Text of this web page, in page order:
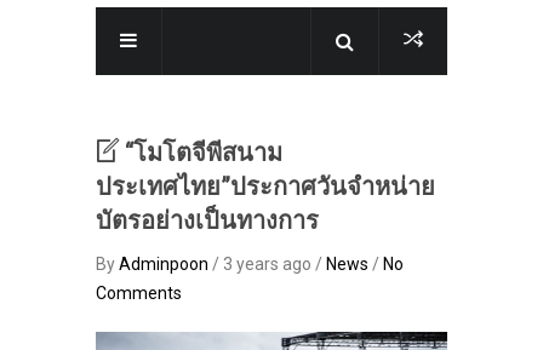
“โมโตจีพีสนาม
ประเทศไทย”ประกาศวันจำหน่าย
บัตรอย่างเป็นทางการ
ByAdminpoon / 3 years ago / News / No
Comments